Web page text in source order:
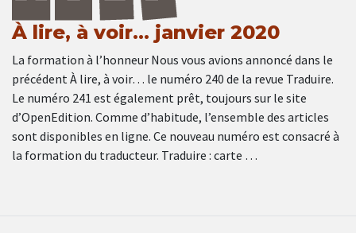
À lire, à voir… janvier 2020
La formation à l’honneur Nous vous avions annoncé dans le
précédent À lire, à voir… le numéro 240 de la revue Traduire.
Le numéro 241 est également prêt, toujours sur le site
d’OpenEdition. Comme d’habitude, l’ensemble des articles
sont disponibles en ligne. Ce nouveau numéro est consacré à
la formation du traducteur. Traduire : carte …